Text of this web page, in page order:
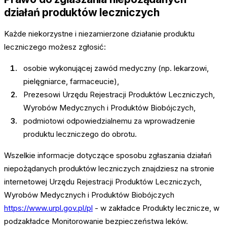
działań produktów leczniczych
Każde niekorzystne i niezamierzone działanie produktu
leczniczego możesz zgłosić:
osobie wykonującej zawód medyczny (np. lekarzowi,
pielęgniarce, farmaceucie),
Prezesowi Urzędu Rejestracji Produktów Leczniczych,
Wyrobów Medycznych i Produktów Biobójczych,
podmiotowi odpowiedzialnemu za wprowadzenie
produktu leczniczego do obrotu.
Wszelkie informacje dotyczące sposobu zgłaszania działań
niepożądanych produktów leczniczych znajdziesz na stronie
internetowej Urzędu Rejestracji Produktów Leczniczych,
Wyrobów Medycznych i Produktów Biobójczych
https://www.urpl.gov.pl/pl - w zakładce Produkty lecznicze, w
podzakładce Monitorowanie bezpieczeństwa leków.